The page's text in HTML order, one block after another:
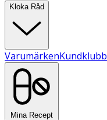
Kloka Råd
VarumärkenKundklubb
Mina Recept